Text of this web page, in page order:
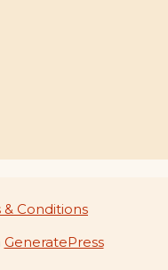
& Conditions
GeneratePress